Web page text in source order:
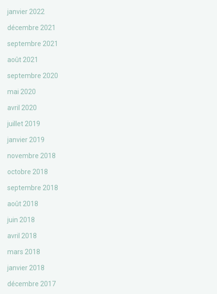
janvier 2022
décembre 2021
septembre 2021
août 2021
septembre 2020
mai 2020
avril 2020
juillet 2019
janvier 2019
novembre 2018
octobre 2018
septembre 2018
août 2018
juin 2018
avril 2018
mars 2018
janvier 2018
décembre 2017